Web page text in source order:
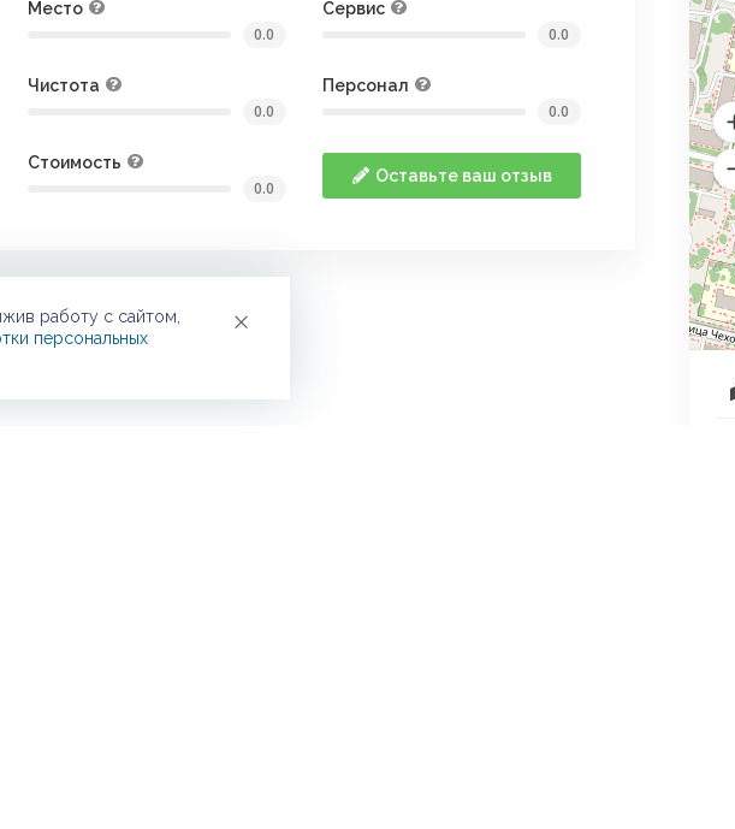
Место
0.0
Сервис
0.0
Чистота
0.0
Персонал
0.0
Стоимость
0.0
Оставьте ваш отзыв
работу с сайтом,
персональных
×